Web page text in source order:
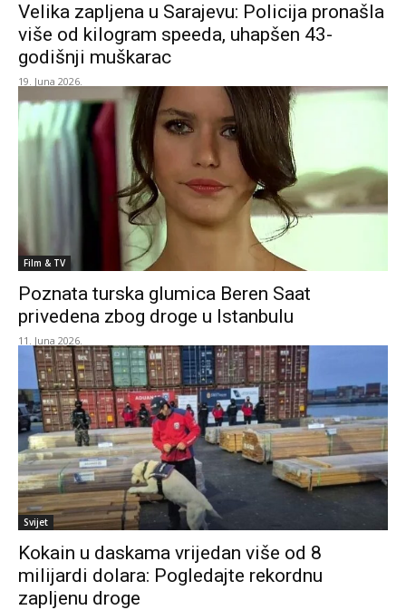
Velika zapljena u Sarajevu: Policija pronašla
više od kilogram speeda, uhapšen 43-
godišnji muškarac
19. Juna 2026.
Film & TV
Poznata turska glumica Beren Saat
privedena zbog droge u Istanbulu
11. Juna 2026.
Svijet
Kokain u daskama vrijedan više od 8
milijardi dolara: Pogledajte rekordnu
zapljenu droge